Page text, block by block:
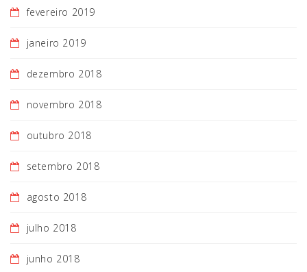
fevereiro 2019
janeiro 2019
dezembro 2018
novembro 2018
outubro 2018
setembro 2018
agosto 2018
julho 2018
junho 2018